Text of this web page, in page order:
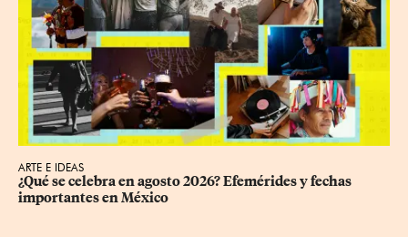
ARTE E IDEAS
¿Qué se celebra en agosto 2026? Efemérides y fechas
importantes en México